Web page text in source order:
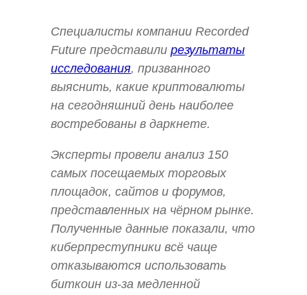
Специалисты компании Recorded
Future представили результаты
исследования, призванного
выяснить, какие криптовалюты
на сегодняшний день наиболее
востребованы в даркнете.
Эксперты провели анализ 150
самых посещаемых торговых
площадок, сайтов и форумов,
представленных на чёрном рынке.
Полученные данные показали, что
киберпреступники всё чаще
отказываются использовать
биткоин из-за медленной